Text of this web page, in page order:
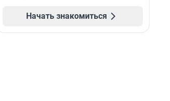
Начать знакомиться